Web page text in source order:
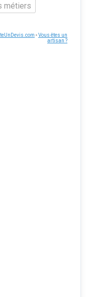
métiers
-Vous êtes un
artisan ?